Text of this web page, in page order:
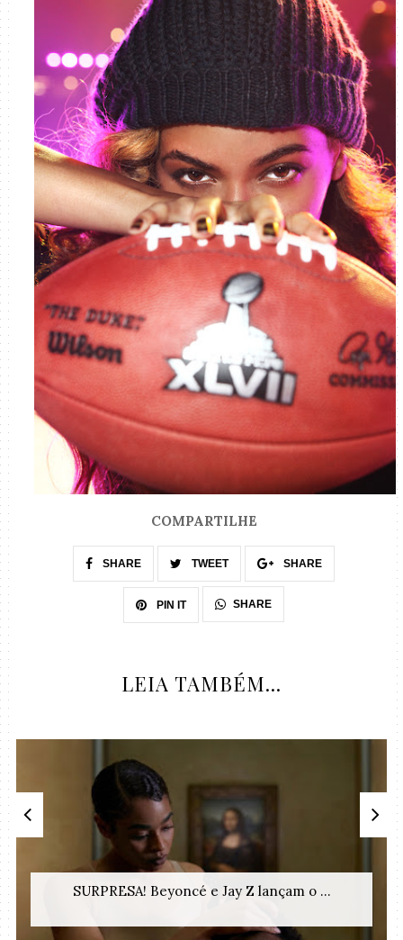
COMPARTILHE
SHARE TWEET SHARE
PIN IT SHARE
LEIA TAMBÉM...
SURPRESA! Beyoncé e Jay Z lançam o ...